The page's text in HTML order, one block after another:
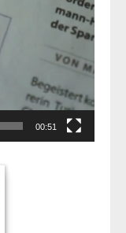
00:51